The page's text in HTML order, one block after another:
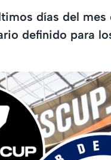
días del
definido para